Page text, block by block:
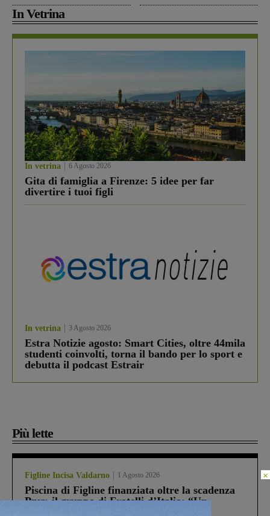
In Vetrina
In vetrina 6 Agosto 2026
Gita di famiglia a Firenze: 5 idee per far
divertire i tuoi figli
In vetrina 3 Agosto 2026
Estra Notizie agosto: Smart Cities, oltre 44mila
studenti coinvolti, torna il bando per lo sport e
debutta il podcast Estrair
Più lette
Figline Incisa Valdarno 1 Agosto 2026
Piscina di Figline finanziata oltre la scadenza
Pnrr, il gruppo di Fratelli d’Italia: “Un
×